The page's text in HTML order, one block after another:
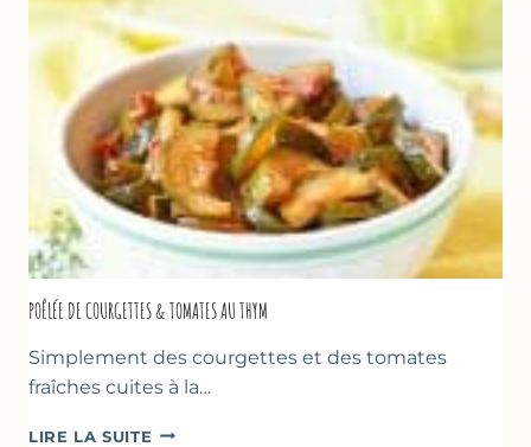
POÊLÉE DE COURGETTES & TOMATES AU THYM
Simplement des courgettes et des tomates
fraîches cuites à la…
LIRE LA SUITE POÊLÉE